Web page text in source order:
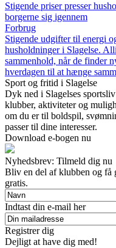
Stigende priser presser
borgerne sig igennem
Forbrug
Stigende udgifter til energi
husholdninger i Slagelse.
sammenhold, når de finder
hverdagen til at hænge
Sport og fritid i Slagelse
Dyk ned i Slagelses
klubber, aktiviteter og
om du er til boldspil,
passer til dine interesser.
Download e-bogen nu
Nyhedsbrev: Tilmeld dig nu
Bliv en del af klubben og få
gratis.
Indtast din e-mail her
Registrer dig
Dejligt at have dig med!